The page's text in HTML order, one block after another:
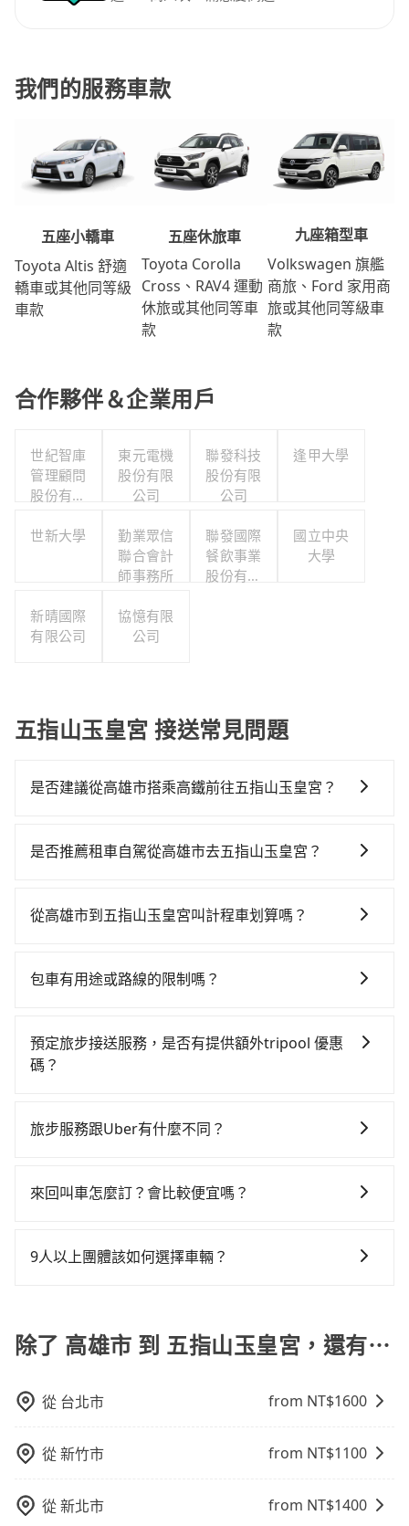
我們的服務車款
五座小轎車
Toyota Altis 舒適
轎車或其他同等級
車款
五座休旅車
Toyota Corolla
Cross、RAV4 運動
休旅或其他同等車
款
九座箱型車
Volkswagen 旗艦
商旅、Ford 家用商
旅或其他同等級車
款
合作夥伴＆企業用戶
世紀智庫
管理顧問
股份有限
東元電機
股份有限
公司
聯發科技
股份有限
公司
逢甲大學
世新大學
勤業眾信
聯合會計
師事務所
聯發國際
餐飲事業
股份有限
國立中央
大學
新晴國際
有限公司
協憶有限
公司
五指山玉皇宮 接送常見問題
是否建議從高雄市搭乘高鐵前往五指山玉皇宮？
較貴！從最早06:15一直到21:54，左營-新竹一天最多有
鐘。抵達高鐵站後，步行進站、現場購票並於月台排隊
分鐘出站、等待車站前排班的計程車，搭上小黃後約花
位同行，高鐵加轉乘之平均每人花費為1,500元。但如果
全程使用tripool並到府專車接送，則每人平均花費約
所以對於不是這麼趕時間的人來說，預約tripool還是比
是否推薦租車自駕從高雄市去五指山玉皇宮？
時不需要閉目養神（因為要自己開車），最重要的是你
$115~205承租小轎車，每公里再額外加收$3.2，從高雄
達目的地後多久原路返回），雖已將eTag和可能的每小
時40元路邊停車費用預估進去，但額外的汽車保險與可
差的車款，如果人數超過四位，更是沒有較大的七人座
凹的車門仍未被修理，每一次租車都好像在開樂透一
車位，對於急著用車或者要載其他乘客的人來說就有不
就顯得非常不便。
從高雄市到五指山玉皇宮叫計程車划算嗎？
灣大車隊、Uber、Line Taxi、Yoxi等，如果在路邊攔不
格約為5,535~6,600元間，但如改預約tripool可省高達
$1,500。但如果要考慮到回程，新竹縣僅有合法計程車
在價格或服務品質上，tripool都是你從高雄市到五指山
包車有用途或路線的限制嗎？
方，只要是長途交通且途中遵守台灣法律，無論是清明
掃墓、包車旅遊、參加喜宴/喪禮、就醫回診、登山露
或者任何跨縣市接送的需求，tripool都能滿足你。乘車
寄出電子收據。
預定旅步接送服務，是否有提供額外tripool 優惠
碼？
折優惠，只需在預定去程時勾選下方選項：「預定來
旅步服務跟Uber有什麼不同？
中長程提供最優惠的價格。 (3) 全台服務，不分城市與郊
來回叫車怎麼訂？會比較便宜嗎？
趟車的資訊，所以如果需要來回叫車，請分兩筆訂單預
9人以上團體該如何選擇車輛？
客車最多座位數量就是9人，如扣掉司機就只能乘坐8位
乘客，如果要10人以上就是營業大客車的範疇，也就是
行照不符，連司機的駕照都會不符。在路上被警察盤查
賠償就事大了。千萬別為了省小錢而把朋友親人的安全
給賭上。通常人數沒有超過10位，建議預約一台九人座
與一台小轎車比較划算，如人數超過12位就一定是叫一
台中巴比較方便。但也有例外，比方說有些山區或路段
除了 高雄市 到 五指山玉皇宮，還有⋯
從 台北市 from NT$1600
從新竹市 from NT$1100
從新北市 from NT$1400